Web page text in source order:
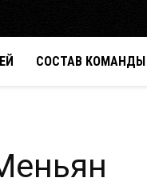
СОСТАВ КОМАНДЫ